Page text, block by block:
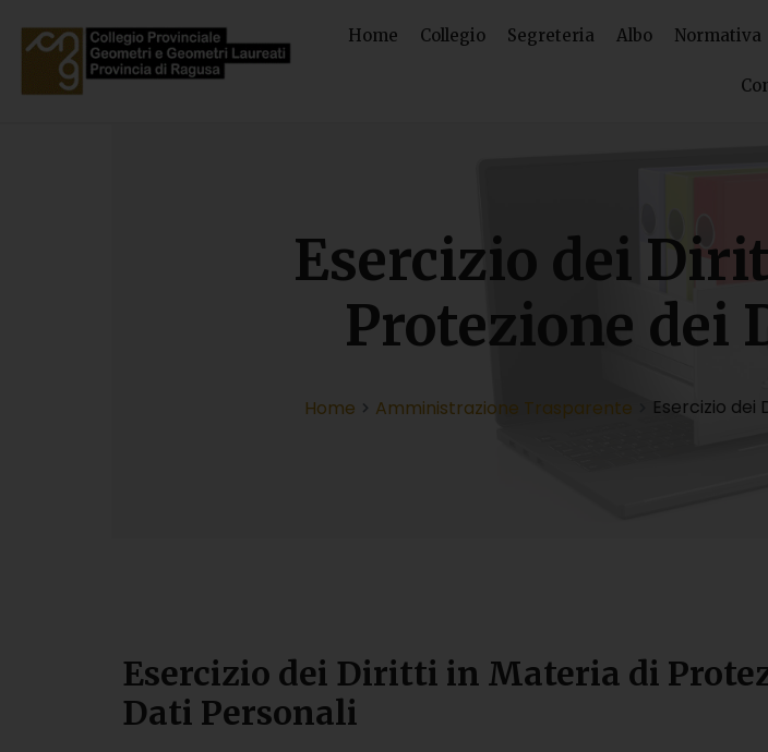
Home Collegio Segreteria Albo Normativa
Esercizio dei
Protezione dei
Home Amministrazione Trasparente Esercizio dei
Esercizio dei Diritti in Materia di
Dati Personali